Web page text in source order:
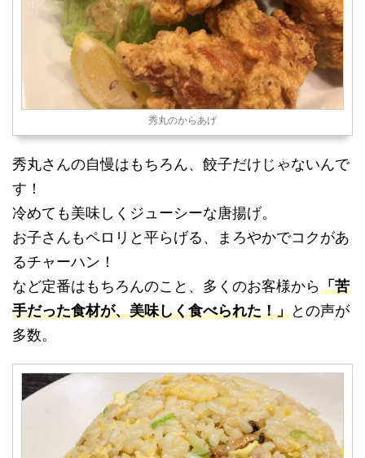
秀丸のからあげ
秀丸さんの自慢はもちろん、餃子だけじゃないんで
す！
冷めても美味しくジューシーな唐揚げ。
お子さんもペロリと平らげる、まろやかでコクがあ
るチャーハン！
など定番はもちろんのこと、多くのお客様から「苦
手だった食材が、美味しく食べられた！」との声が
多数。